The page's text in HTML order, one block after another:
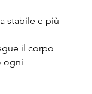
stabile e più
il corpo
ogni